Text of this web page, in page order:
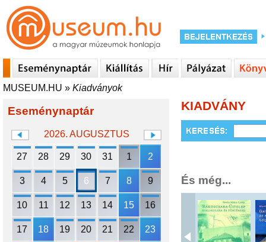
MUSEUM.HU » Kiadványok
Eseménynaptár
2026. AUGUSZTUS
27 28 29 30 31 1 2
3 4 5 6 7 8 9
10 11 12 13 14 15 16
17 18 19 20 21 22 23
KIADVÁNY
És még...